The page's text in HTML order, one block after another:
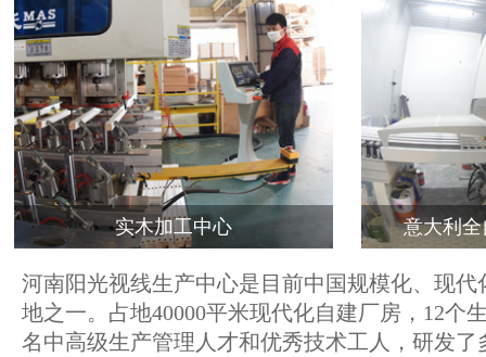
实木加工中心 意大利
河南阳光视线生产中心是目前中国规模化、现代
地之一。占地40000平米现代化自建厂房，12个
名中高级生产管理人才和优秀技术工人，研发了